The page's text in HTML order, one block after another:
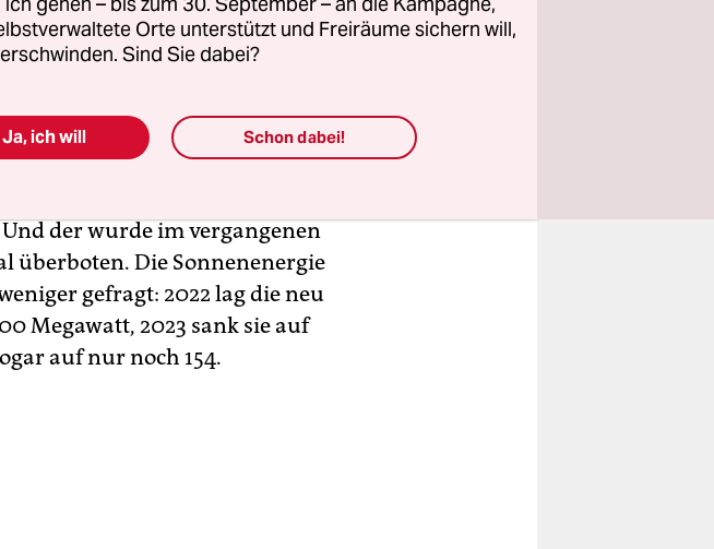
Anlage im Westen Leipzigsist 14
des Wärmebedarfs der
geratene Schwester der
Sonnenenergie Wärme
der wurde im vergangenen
überboten. Die Sonnenenergie
gefragt: 2022 lag die neu
Megawatt, 2023 sank sie auf
auf nur noch 154.
Orte unterstützt und Freiräume sichern will,
Sind Sie dabei?
Ja, ich will Schon dabei!